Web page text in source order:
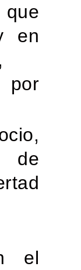
en
por
de
el